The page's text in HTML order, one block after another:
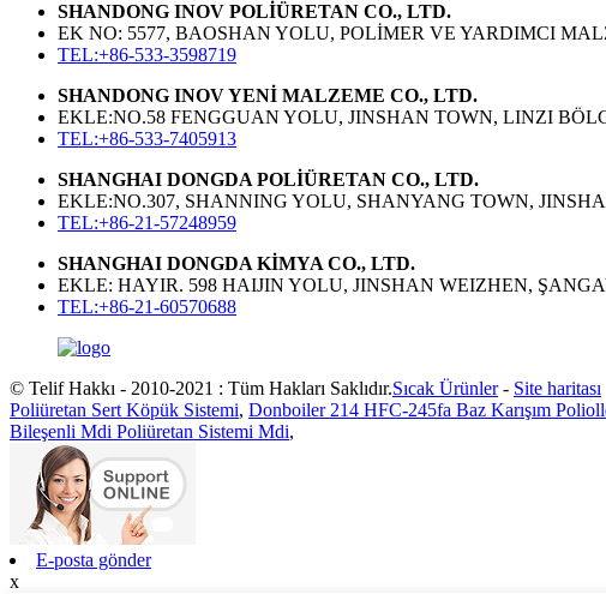
SHANDONG INOV POLİÜRETAN CO., LTD.
EK NO: 5577, BAOSHAN YOLU, POLİMER VE YARDIMCI
TEL:+86-533-3598719
SHANDONG INOV YENİ MALZEME CO., LTD.
EKLE:NO.58 FENGGUAN YOLU, JINSHAN TOWN, LINZI
TEL:+86-533-7405913
SHANGHAI DONGDA POLİÜRETAN CO., LTD.
EKLE:NO.307, SHANNING YOLU, SHANYANG TOWN,
TEL:+86-21-57248959
SHANGHAI DONGDA KİMYA CO., LTD.
EKLE: HAYIR. 598 HAIJIN YOLU, JINSHAN WEIZHEN,
TEL:+86-21-60570688
© Telif Hakkı - 2010-2021 : Tüm Hakları Saklıdır.Sıcak Ürünler- Site haritası
Poliüretan Sert Köpük Sistemi, Donboiler 214 HFC-245fa Baz Karışım
Bileşenli Mdi Poliüretan Sistemi Mdi,
E-posta gönder
x